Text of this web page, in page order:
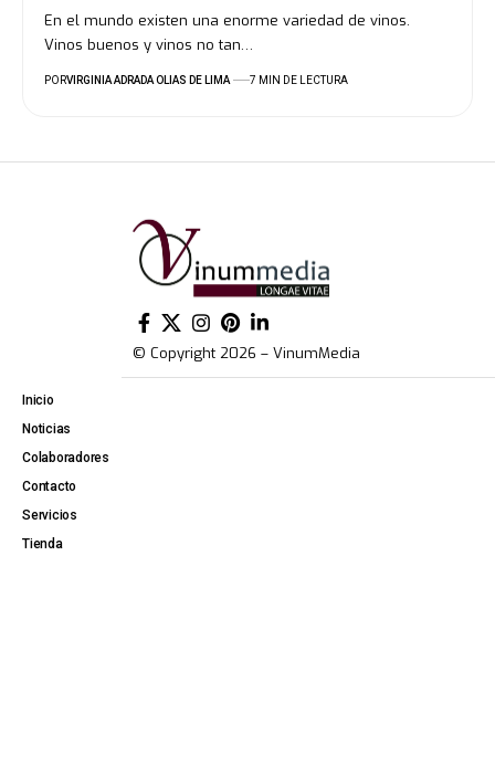
En el mundo existen una enorme variedad de vinos.
Vinos buenos y vinos no tan…
PORVIRGINIA ADRADA OLIAS DE LIMA 7 MIN DE LECTURA
© Copyright 2026 – VinumMedia
Inicio
Noticias
Colaboradores
Contacto
Servicios
Tienda